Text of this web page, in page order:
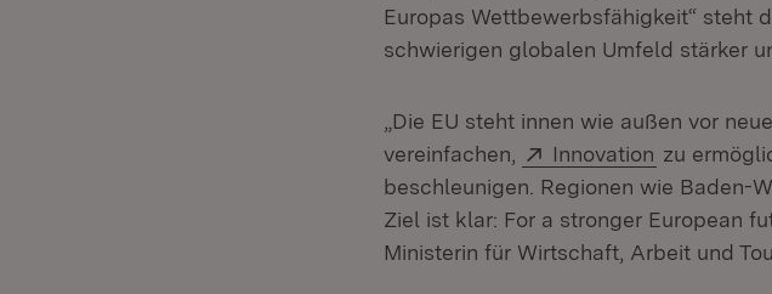
Europas Wettbewerbsfähigkeit“ steht
schwierigen globalen Umfeld stärker
„Die EU steht innen wie außen vor
vereinfachen,
Extern:
Innovation (Öffnet in
zu
beschleunigen. Regionen wie Baden-
Ziel ist klar: For a stronger European
Ministerin für Wirtschaft, Arbeit und